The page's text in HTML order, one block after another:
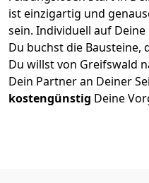
ist einzigartig und
sein. Individuell auf Deine
Du buchst die Bausteine,
Du willst von Greifswald
Dein Partner an Deiner
kostengünstig Deine